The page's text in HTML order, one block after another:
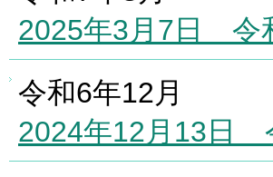
2025年3月7日 令
令和6年12月
2024年12月13日